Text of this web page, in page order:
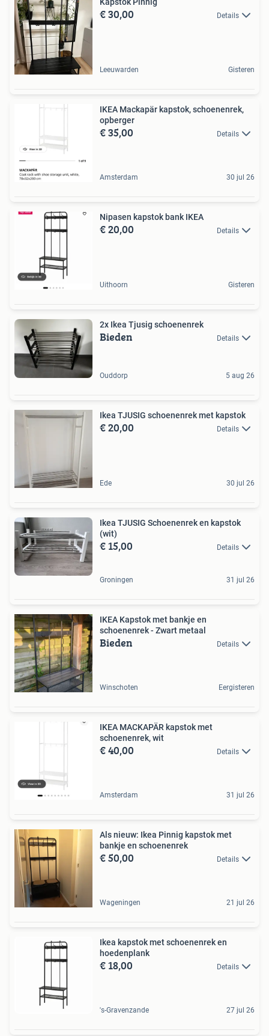
€ 30,00 Details
Leeuwarden Gisteren
IKEA Mackapär kapstok, schoenenrek,
opberger
€ 35,00 Details
Amsterdam 30 jul 26
Nipasen kapstok bank IKEA
€ 20,00 Details
Uithoorn Gisteren
2x Ikea Tjusig schoenenrek
Bieden Details
Ouddorp 5 aug 26
Ikea TJUSIG schoenenrek met kapstok
€ 20,00 Details
Ede 30 jul 26
Ikea TJUSIG Schoenenrek en kapstok
(wit)
€ 15,00 Details
Groningen 31 jul 26
IKEA Kapstok met bankje en
schoenenrek - Zwart metaal
Bieden Details
Winschoten Eergisteren
IKEA MACKAPÄR kapstok met
schoenenrek, wit
€ 40,00 Details
Amsterdam 31 jul 26
Als nieuw: Ikea Pinnig kapstok met
bankje en schoenenrek
€ 50,00 Details
Wageningen 21 jul 26
Ikea kapstok met schoenenrek en
hoedenplank
€ 18,00 Details
's-Gravenzande 27 jul 26